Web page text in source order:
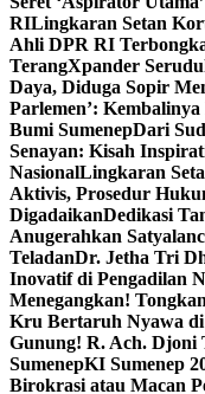
RILingkaran Setan
Ahli DPR RI
TerangXpander
Daya, Diduga Sopir
Parlemen’:
Bumi SumenepDari
Senayan: Kisah
NasionalLingkaran
Aktivis, Prosedur
DigadaikanDedikasi
Anugerahkan
TeladanDr. Jetha Tri
Inovatif di Pengadilan
Menegangkan!
Kru Bertaruh Nyawa
Gunung! R. Ach. Djoni
SumenepKI Sumenep
Birokrasi atau Macan